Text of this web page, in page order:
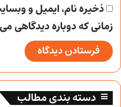
ذخیره نام، ایمیل و
زمانی که دوباره دیدگاهی
دسته بندی مطالب